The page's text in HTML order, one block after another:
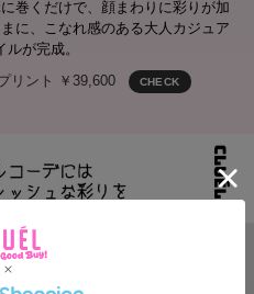
巻くだけで、顔まわりに彩りが加
に、こなれ感のある大人カジュア
ルが完成。
リント ￥39,600
CHECK